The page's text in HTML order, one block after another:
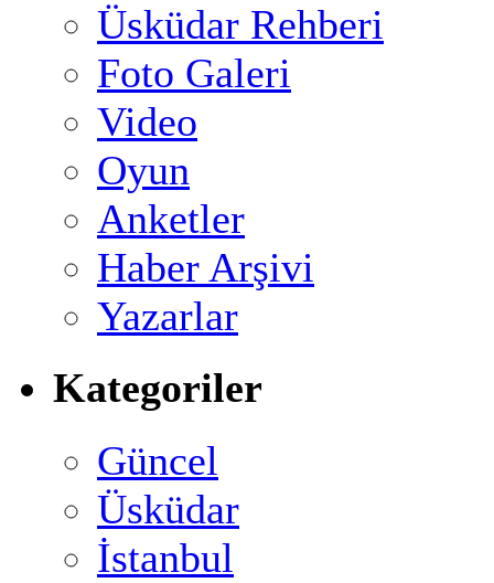
Üsküdar Rehberi
Foto Galeri
Video
Oyun
Anketler
Haber Arşivi
Yazarlar
Kategoriler
Güncel
Üsküdar
İstanbul